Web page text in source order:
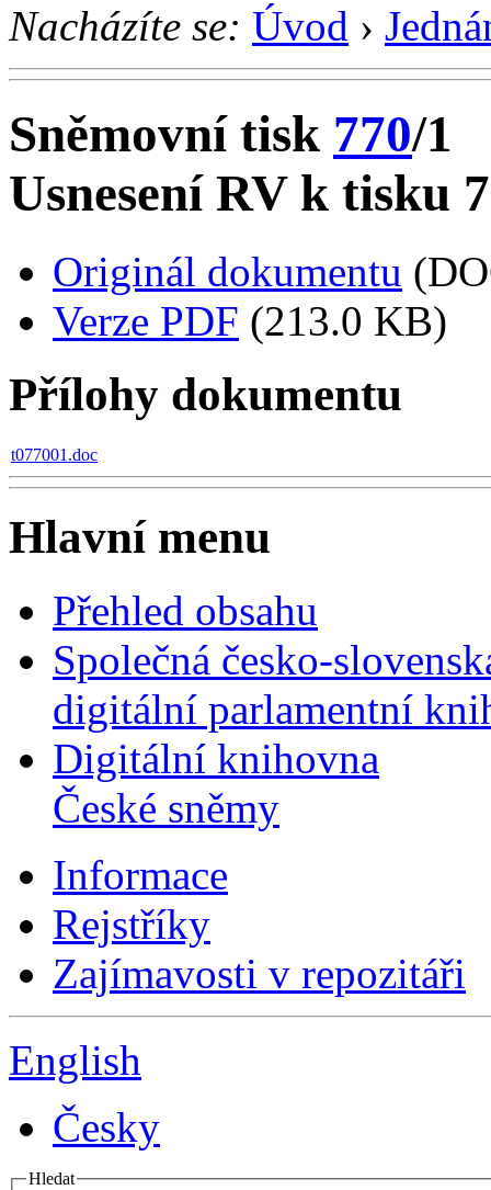
Nacházíte se: Úvod ›
Sněmovní tisk 770/1
Usnesení RV k tisku
Originál dokumentu
Verze PDF (213.0 KB)
Přílohy dokumentu
t077001.doc
Hlavní menu
Přehled obsahu
Společná česko-
digitální parlamentní
Digitální knihovna
České sněmy
Informace
Rejstříky
Zajímavosti v repozitáři
English
Česky
Hledat